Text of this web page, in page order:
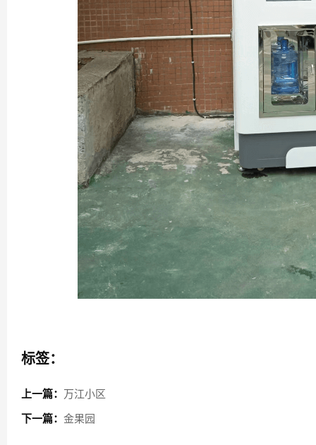
标签：
上一篇： 万江小区
下一篇： 金果园